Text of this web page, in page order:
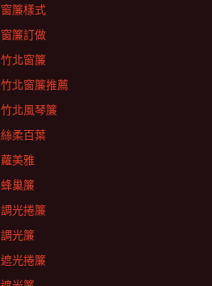
窗簾樣式
窗簾訂做
竹北窗簾
竹北窗簾推薦
竹北風琴簾
絲柔百葉
蘿美雅
蜂巢簾
調光捲簾
調光簾
遮光捲簾